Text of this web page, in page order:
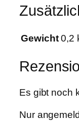
Gewicht 0,2
Es gibt noch
Nur